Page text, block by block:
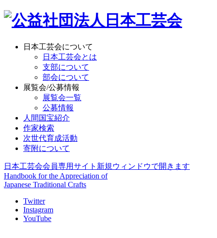
日本工芸会について
日本工芸会とは
支部について
部会について
展覧会/公募情報
展覧会一覧
公募情報
人間国宝紹介
作家検索
次世代育成活動
寄附について
日本工芸会会員専用サイト 新規ウィンドウで開きます
Handbook for the Appreciation of
Japanese Traditional Crafts
Twitter
Instagram
YouTube